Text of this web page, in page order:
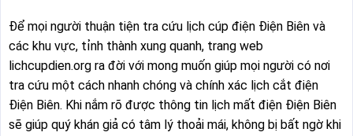
Để mọi người thuận tiện tra cứu lịch cúp điện Điện Biên và
các khu vực, tỉnh thành xung quanh, trang web
lichcupdien.org ra đời với mong muốn giúp mọi người có nơi
tra cứu một cách nhanh chóng và chính xác lịch cắt điện
Điện Biên. Khi nắm rõ được thông tin lịch mất điện Điện Biên
sẽ giúp quý khán giả có tâm lý thoải mái, không bị bất ngờ khi